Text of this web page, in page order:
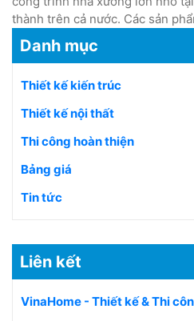
thành trên cả nước. Các sản
tạo ra đều đạt tiêu chuẩn và
lượng, thẩm mĩ và công năng
Danh mục
Thiết kế kiến trúc
Thiết kế nội thất
Thi công hoàn thiện
Bảng giá
Tin tức
Liên kết
VinaHome - Thiết kế & Thi